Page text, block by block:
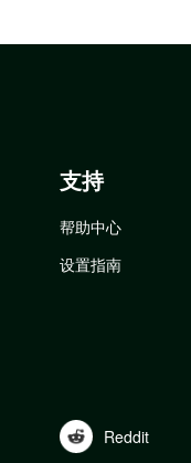
支持
帮助中心
设置指南
Reddit